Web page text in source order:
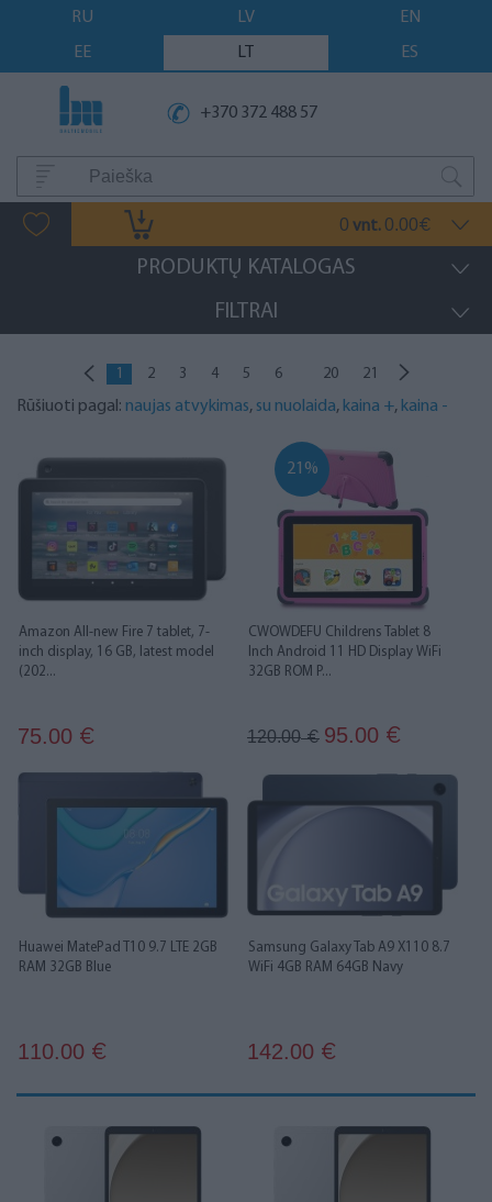
RU LV
EN
EE
LT ES
+370 372 488 57
0 vnt. 0.00€
PRODUKTŲ KATALOGAS
FILTRAI
1 2 3 4 5 6 20 21
Rūšiuoti pagal: naujas atvykimas, su nuolaida, kaina +, kaina -
Amazon All-new Fire 7 tablet, 7-
inch display, 16 GB, latest model
(202...
75.00 €
CWOWDEFU Childrens Tablet 8
Inch Android 11 HD Display WiFi
32GB ROM P...
21%
120.00€ 95.00 €
Huawei MatePad T10 9.7 LTE 2GB
RAM 32GB Blue
110.00 €
Samsung Galaxy Tab A9 X110 8.7
WiFi 4GB RAM 64GB Navy
142.00 €